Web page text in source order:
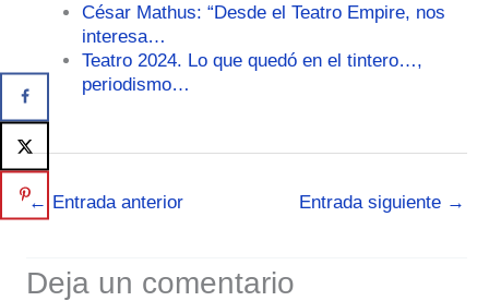
César Mathus: “Desde el Teatro Empire, nos
interesa…
Teatro 2024. Lo que quedó en el tintero…,
periodismo…
← Entrada anterior Entrada siguiente →
Deja un comentario